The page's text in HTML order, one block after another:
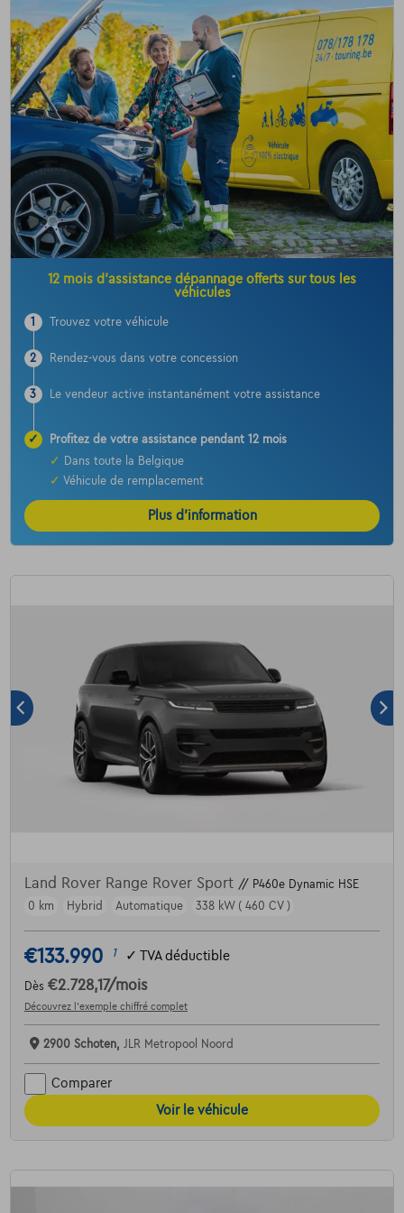
12 mois d’assistance dépannage offerts sur tous les
véhicules
1 Trouvez votre véhicule
2 Rendez-vous dans votre concession
3 Le vendeur active instantanément votre assistance
✓
Profitez de votre assistance pendant 12 mois
✓
Dans toute la Belgique
✓ Véhicule de remplacement
Plus d’information
Land Rover Range Rover Sport // P460e Dynamic HSE
0 km
Hybrid Automatique 338 kW ( 460 CV )
€133.990 1 ✓ TVA déductible
Dès €2.728,17/mois
Découvrez l’exemple chiffré complet
2900 Schoten, JLR Metropool Noord
Comparer
Voir le véhicule